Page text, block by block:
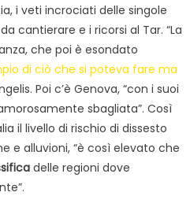
i veti incrociati delle singole
cantierare e i ricorsi al Tar. “La
che poi è esondato
di ciò che si poteva fare ma
Poi c’è Genova, “con i suoi
sbagliata”. Così
il livello di rischio di dissesto
e alluvioni, “è così elevato che
delle regioni dove